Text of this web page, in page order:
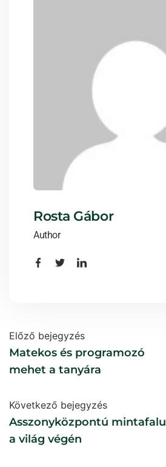
Rosta Gábor
Author
Előző bejegyzés
Matekos és programozó
mehet a tanyára
Következő bejegyzés
Asszonyközpontú mintafalu
a világ végén